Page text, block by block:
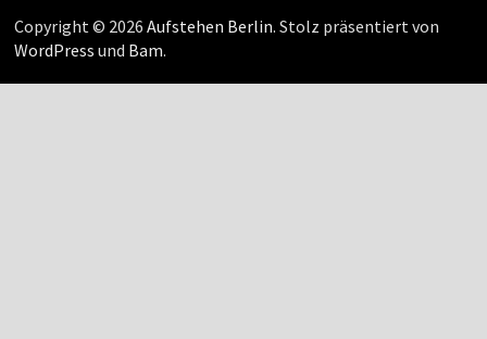
Copyright © 2026 Aufstehen Berlin. Stolz präsentiert von
WordPress und Bam.